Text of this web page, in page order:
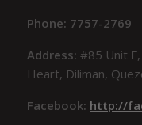
Phone: 7757-2769
Address:#85 Unit
Heart, Diliman,
Facebook: http://